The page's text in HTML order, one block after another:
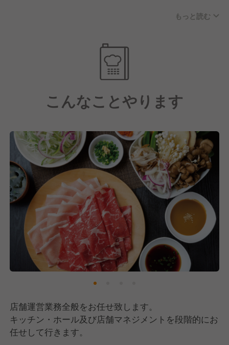
ニーズに合わせた料理やサービスを提供することで、
何度でも来たくなるお店となれるよう日々挑戦してい
もっと読む
こんなことやります
店舗運営業務全般をお任せ致します。
キッチン・ホール及び店舗マネジメントを段階的にお
任せして行きます。